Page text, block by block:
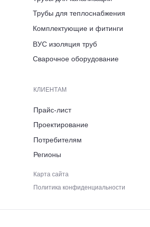
ПН-ПТ 8:00-17:00
ВРЕМЯ РАБОТЫ
Прайс-лист
Проектирование
Потребителям
Регионы
Карта сайта
Политика конфиденциальности
КЛИЕНТАМ
Трубы для теплоснабжения
Комплектующие и фитинги
ВУС изоляция труб
Сварочное оборудование